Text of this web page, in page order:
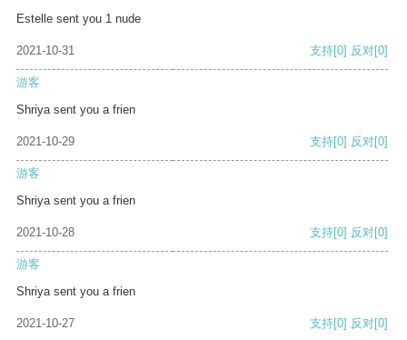
Estelle sent you 1 nude
2021-10-31 支持[0] 反对[0]
游客
Shriya sent you a frien
2021-10-29 支持[0] 反对[0]
游客
Shriya sent you a frien
2021-10-28 支持[0] 反对[0]
游客
Shriya sent you a frien
2021-10-27 支持[0] 反对[0]